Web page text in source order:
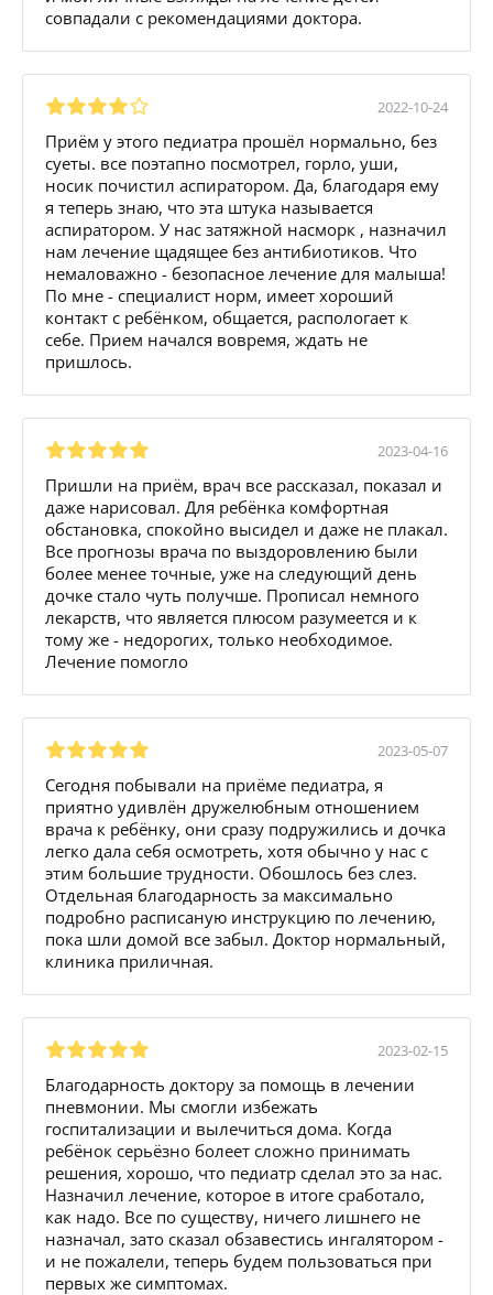
совпадали с рекомендациями доктора.
2022-10-24
Приём у этого педиатра прошёл нормально, без
суеты. все поэтапно посмотрел, горло, уши,
носик почистил аспиратором. Да, благодаря ему
я теперь знаю, что эта штука называется
аспиратором. У нас затяжной насморк , назначил
нам лечение щадящее без антибиотиков. Что
немаловажно - безопасное лечение для малыша!
По мне - специалист норм, имеет хороший
контакт с ребёнком, общается, распологает к
себе. Прием начался вовремя, ждать не
пришлось.
2023-04-16
Пришли на приём, врач все рассказал, показал и
даже нарисовал. Для ребёнка комфортная
обстановка, спокойно высидел и даже не плакал.
Все прогнозы врача по выздоровлению были
более менее точные, уже на следующий день
дочке стало чуть получше. Прописал немного
лекарств, что является плюсом разумеется и к
тому же - недорогих, только необходимое.
Лечение помогло
2023-05-07
Сегодня побывали на приёме педиатра, я
приятно удивлён дружелюбным отношением
врача к ребёнку, они сразу подружились и дочка
легко дала себя осмотреть, хотя обычно у нас с
этим большие трудности. Обошлось без слез.
Отдельная благодарность за максимально
подробно расписаную инструкцию по лечению,
пока шли домой все забыл. Доктор нормальный,
клиника приличная.
2023-02-15
Благодарность доктору за помощь в лечении
пневмонии. Мы смогли избежать
госпитализации и вылечиться дома. Когда
ребёнок серьёзно болеет сложно принимать
решения, хорошо, что педиатр сделал это за нас.
Назначил лечение, которое в итоге сработало,
как надо. Все по существу, ничего лишнего не
назначал, зато сказал обзавестись ингалятором -
и не пожалели, теперь будем пользоваться при
первых же симптомах.